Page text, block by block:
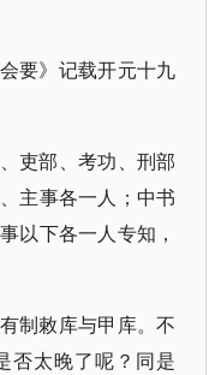
要》记载开元十九
吏部、考功、刑部
主事各一人；中书
以下各一人专知，
制敕库与甲库。不
否太晚了呢？同是